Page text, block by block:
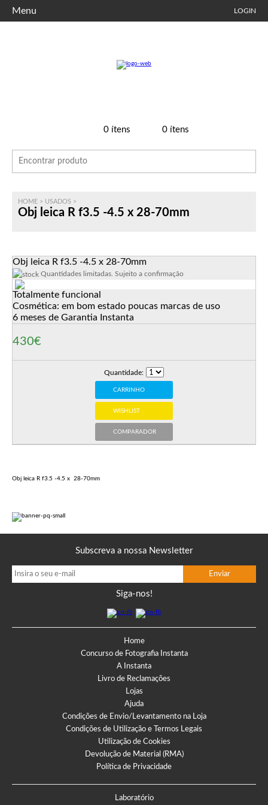
Menu LOGIN
0ítens 0ítens
HOME > USADOS >
Obj leica R f3.5 -4.5 x 28-70mm
Obj leica R f3.5 -4.5 x 28-70mm
Quantidades limitadas. Sujeito a confirmação
Totalmente funcional
Cosmética: em bom estado poucas marcas de uso
6 meses de Garantia Instanta
430€
Quantidade:
CARRINHO
WISHLIST
COMPARADOR
Obj leica R f3.5 -4.5 x 28-70mm
Subscreva a nossa Newsletter
Siga-nos!
Home
Concurso de Fotografia Instanta
A Instanta
Livro de Reclamações
Lojas
Ajuda
Condições de Envio/Levantamento na Loja
Condições de Utilização e Termos Legais
Utilização de Cookies
Devolução de Material (RMA)
Política de Privacidade
Laboratório